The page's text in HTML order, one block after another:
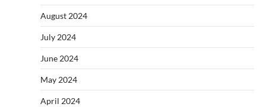
August 2024
July 2024
June 2024
May 2024
April 2024